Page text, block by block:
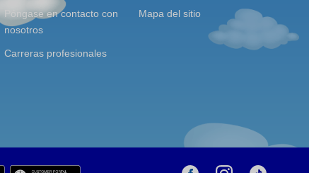
Póngase en contacto con
nosotros
Carreras profesionales
Mapa del sitio
T